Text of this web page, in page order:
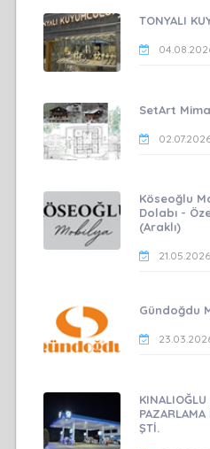
TONYALI
SetArt
Köseoğlu
Dolabı -
(Araklı)
Gündoğdu
KINALIOĞLU
ŞTİ.